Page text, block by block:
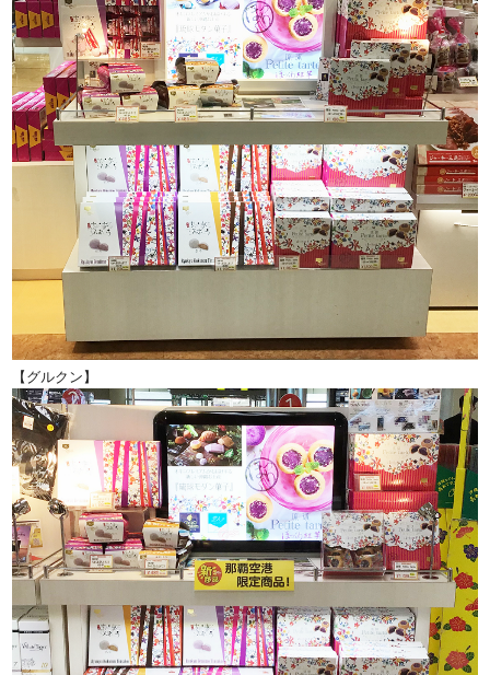
【グルクン】